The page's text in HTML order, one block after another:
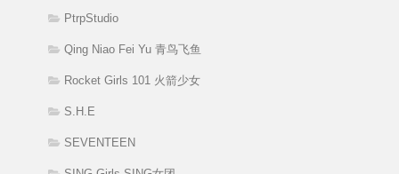
PtrpStudio
Qing Niao Fei Yu 青鸟飞鱼
Rocket Girls 101 火箭少女
S.H.E
SEVENTEEN